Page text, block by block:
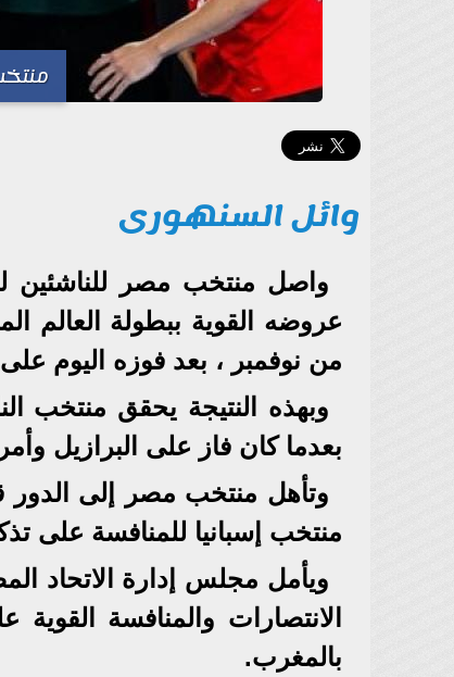
وائل السنهورى
من نوفمبر ، بعد فوزه اليوم على المغرب 32/20 في ختام
وبهذه النتيجة يحقق منتخب
بعدما كان فاز على البرازيل
وتأهل منتخب مصر إلى الدور
منتخب إسبانيا للمنافسة على
ويأمل مجلس إدارة الاتحاد
الانتصارات والمنافسة القوية
بالمغرب.